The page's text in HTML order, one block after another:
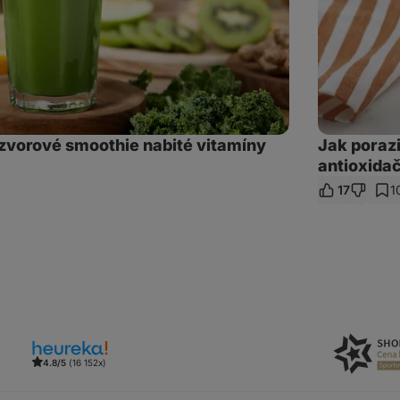
smoothie nabité vitamíny
Jak
17
4.8/5 (16 152x)